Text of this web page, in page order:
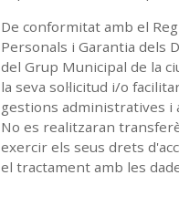
De conformitat amb el
Personals i Garantia dels
del Grup Municipal de la
la seva sol·licitud i/o
gestions administratives i
No es realitzaran
exercir els seus drets
el tractament amb les